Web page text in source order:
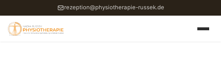
rezeption@physiotherapie-russek.de